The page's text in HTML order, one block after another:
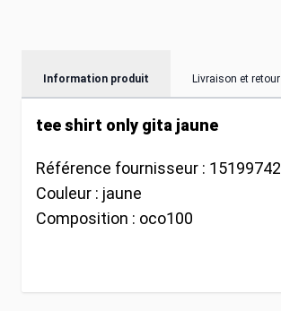
Information produit Livraison et retour
tee shirt only gita jaune
Référence fournisseur : 15199742
Couleur : jaune
Composition : oco100